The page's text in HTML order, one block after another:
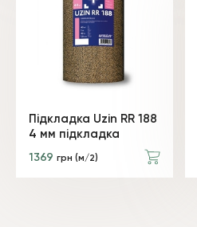
Підкладка Uzin RR 188
4 мм підкладка
1369 грн (м/2)